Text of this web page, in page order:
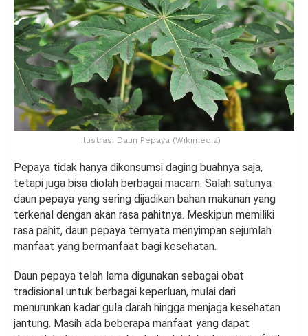
Ilustrasi Daun Pepaya (Wikimedia)
Pepaya tidak hanya dikonsumsi daging buahnya saja,
tetapi juga bisa diolah berbagai macam. Salah satunya
daun pepaya yang sering dijadikan bahan makanan yang
terkenal dengan akan rasa pahitnya. Meskipun memiliki
rasa pahit, daun pepaya ternyata menyimpan sejumlah
manfaat yang bermanfaat bagi kesehatan.
Daun pepaya telah lama digunakan sebagai obat
tradisional untuk berbagai keperluan, mulai dari
menurunkan kadar gula darah hingga menjaga kesehatan
jantung. Masih ada beberapa manfaat yang dapat